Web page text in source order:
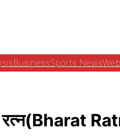
BusinessSports News
रत्न(Bharat